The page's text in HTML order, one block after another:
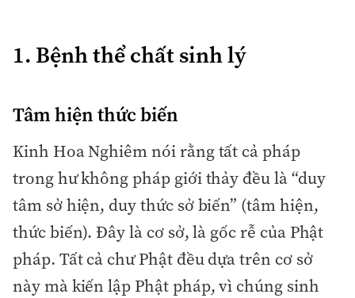
1. Bệnh thể chất sinh lý
Tâm hiện thức biến
Kinh Hoa Nghiêm nói rằng tất cả pháp
trong hư không pháp giới thảy đều là “duy
tâm sở hiện, duy thức sở biến” (tâm hiện,
thức biến). Đây là cơ sở, là gốc rễ của Phật
pháp. Tất cả chư Phật đều dựa trên cơ sở
này mà kiến lập Phật pháp, vì chúng sinh